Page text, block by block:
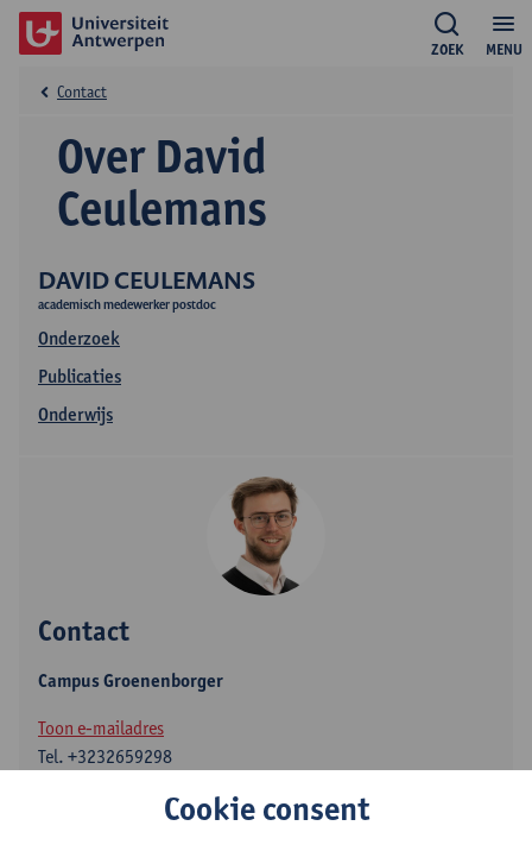
MENU
ZOEK
DAVID CEULEMANS
academisch medewerker postdoc
Onderzoek
Publicaties
Onderwijs
Over David
Ceulemans
Contact
Contact
Campus Groenenborger
Toon e-mailadres
Tel. +3232659298
Groenenborgerlaan 171Cookie consent